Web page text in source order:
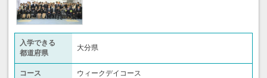
入学できる
都道府県
大分県
コース
ウィークデイコース